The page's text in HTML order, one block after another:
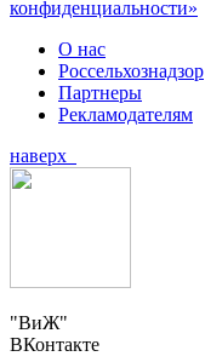
конфиденциальности»
О нас
Россельхознадзор
Партнеры
Рекламодателям
наверх
"ВиЖ"
ВКонтакте